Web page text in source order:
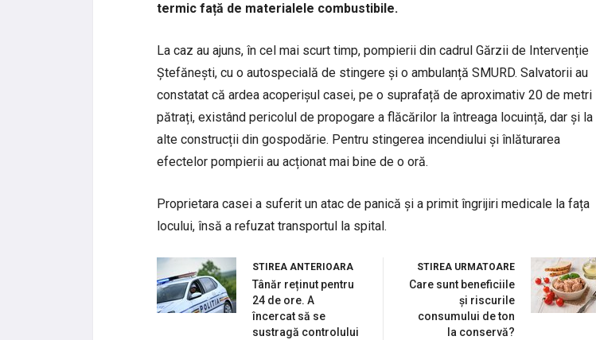
termic față de materialele combustibile.
La caz au ajuns, în cel mai scurt timp, pompierii din cadrul Gărzii de Intervenție
Ștefănești, cu o autospecială de stingere și o ambulanță SMURD. Salvatorii au
constatat că ardea acoperișul casei, pe o suprafață de aproximativ 20 de metri
pătrați, existând pericolul de propogare a flăcărilor la întreaga locuință, dar și la
alte construcții din gospodărie. Pentru stingerea incendiului și înlăturarea
efectelor pompierii au acționat mai bine de o oră.
Proprietara casei a suferit un atac de panică și a primit îngrijiri medicale la fața
locului, însă a refuzat transportul la spital.
STIREA ANTERIOARA
Tânăr reținut pentru
24 de ore. A
încercat să se
sustragă controlului
STIREA URMATOARE
Care sunt beneficiile
și riscurile
consumului de ton
la conservă?